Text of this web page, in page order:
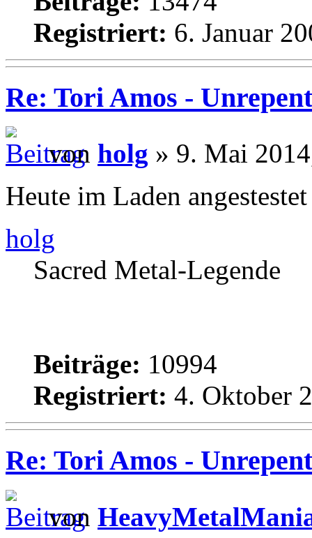
Registriert: 6. Januar
Re: Tori Amos -
von holg » 9. Mai
Heute im Laden
holg
Sacred Metal-Legende
Beiträge: 10994
Registriert: 4. Oktober
Re: Tori Amos -
von